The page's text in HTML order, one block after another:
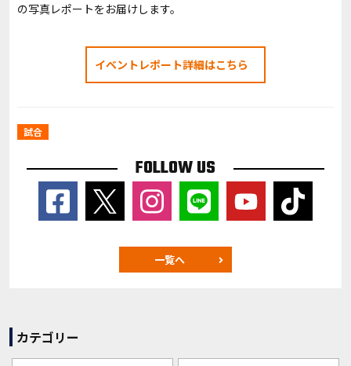
の写真レポートをお届けします。
イベントレポート詳細はこちら
試合
FOLLOW US
一覧へ
カテゴリー